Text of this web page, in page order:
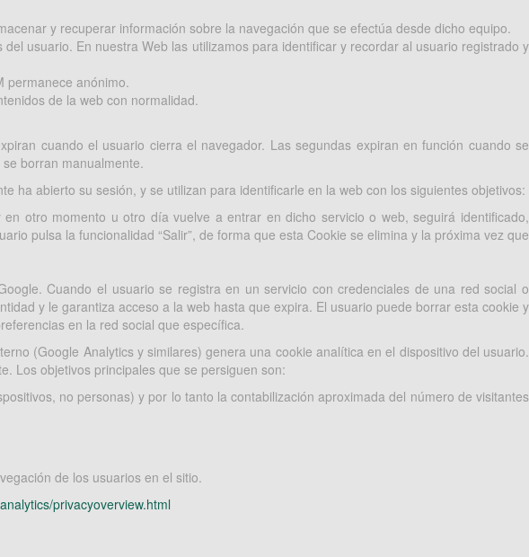
y recuperar información sobre la navegación que se efectúa desde dicho equipo.
usuario. En nuestra Web las utilizamos para identificar y recordar al usuario registrado y
permanece anónimo.
de la web con normalidad.
cuando el usuario cierra el navegador. Las segundas expiran en función cuando se
borran manualmente.
ha abierto su sesión, y se utilizan para identificarle en la web con los siguientes objetivos:
otro momento u otro día vuelve a entrar en dicho servicio o web, seguirá identificado,
pulsa la funcionalidad “Salir”, de forma que esta Cookie se elimina y la próxima vez que
Cuando el usuario se registra en un servicio con credenciales de una red social o
y le garantiza acceso a la web hasta que expira. El usuario puede borrar esta cookie y
en la red social que específica.
(Google Analytics y similares) genera una cookie analítica en el dispositivo del usuario.
Los objetivos principales que se persiguen son:
no personas) y por lo tanto la contabilización aproximada del número de visitantes
de los usuarios en el sitio.
privacyoverview.html